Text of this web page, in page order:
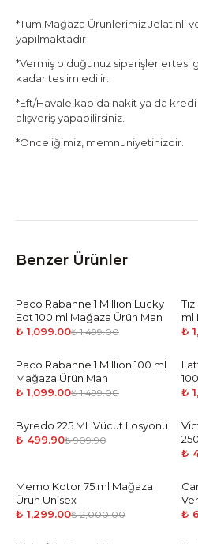
*Tüm Mağaza Ürünlerimiz Jelatinli
yapılmaktadır
*Vermiş olduğunuz siparişler ertesi
kadar teslim edilir.
*Eft/Havale,kapıda nakit ya da
alışveriş yapabilirsiniz.
*Önceliğimiz, memnuniyetinizdir.
Benzer Ürünler
-27 %
Paco Rabanne 1 Million Lucky
Edt 100 ml Mağaza Ürün Man
₺ 1,099.00₺ 1,499.00
-
ml
₺
-27 %
Paco Rabanne 1 Million 100 ml
Mağaza Ürün Man
₺ 1,099.00₺ 1,499.00
-
₺
-45%
Byredo 225 ML Vücut Losyonu
₺ 499.90₺ 909.90
-
₺
-35%
Memo Kotor 75 ml Mağaza
Ürün Unisex
₺ 1,299.00₺ 2,000.00
-
₺